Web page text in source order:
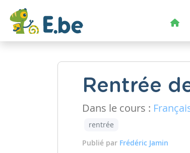
Rentrée
Dans le cours :
rentrée
Publié par Frédéric Jamin